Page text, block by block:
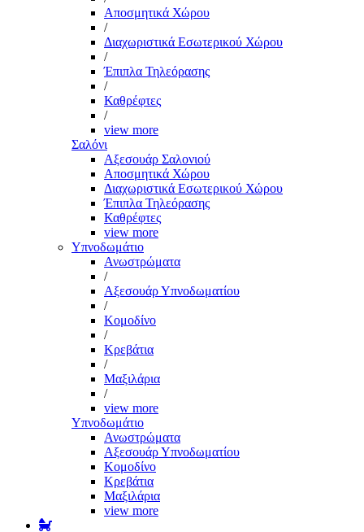
Αποσμητικά Χώρου
/
Διαχωριστικά Εσωτερικού Χώρου
/
Έπιπλα Τηλεόρασης
/
Καθρέφτες
/
view more
Σαλόνι
Αξεσουάρ Σαλονιού
Αποσμητικά Χώρου
Διαχωριστικά Εσωτερικού Χώρου
Έπιπλα Τηλεόρασης
Καθρέφτες
view more
Υπνοδωμάτιο
Ανωστρώματα
/
Αξεσουάρ Υπνοδωματίου
/
Κομοδίνο
/
Κρεβάτια
/
Μαξιλάρια
/
view more
Υπνοδωμάτιο
Ανωστρώματα
Αξεσουάρ Υπνοδωματίου
Κομοδίνο
Κρεβάτια
Μαξιλάρια
view more